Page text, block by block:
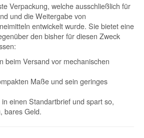
Verpackung, welche ausschließlich für
und die Weitergabe von
entwickelt wurde. Sie bietet eine
den bisher für diesen Zweck
beim Versand vor mechanischen
Maße und sein geringes
einen Standartbrief und spart so,
bares Geld.